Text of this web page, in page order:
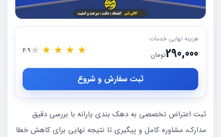
هزینه نهایی خدمات
290,000تومان ★
★
★
★
★
4.9
ثبت سفارش و شروع
ثبت اعتراض تخصصی به دهک بندی یارانه با بررسی دقیق
مدارک، مشاوره کامل و پیگیری تا نتیجه نهایی برای کاهش خطا